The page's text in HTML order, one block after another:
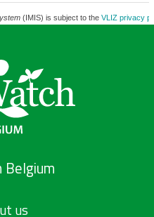
(IMIS) is subject to the VLIZ privacy
us